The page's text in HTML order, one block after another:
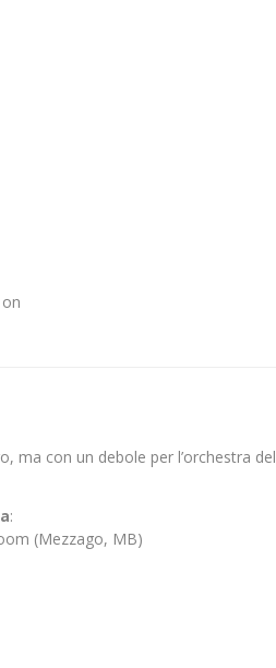
ma con un debole per l’orchestra del
:
(Mezzago, MB)